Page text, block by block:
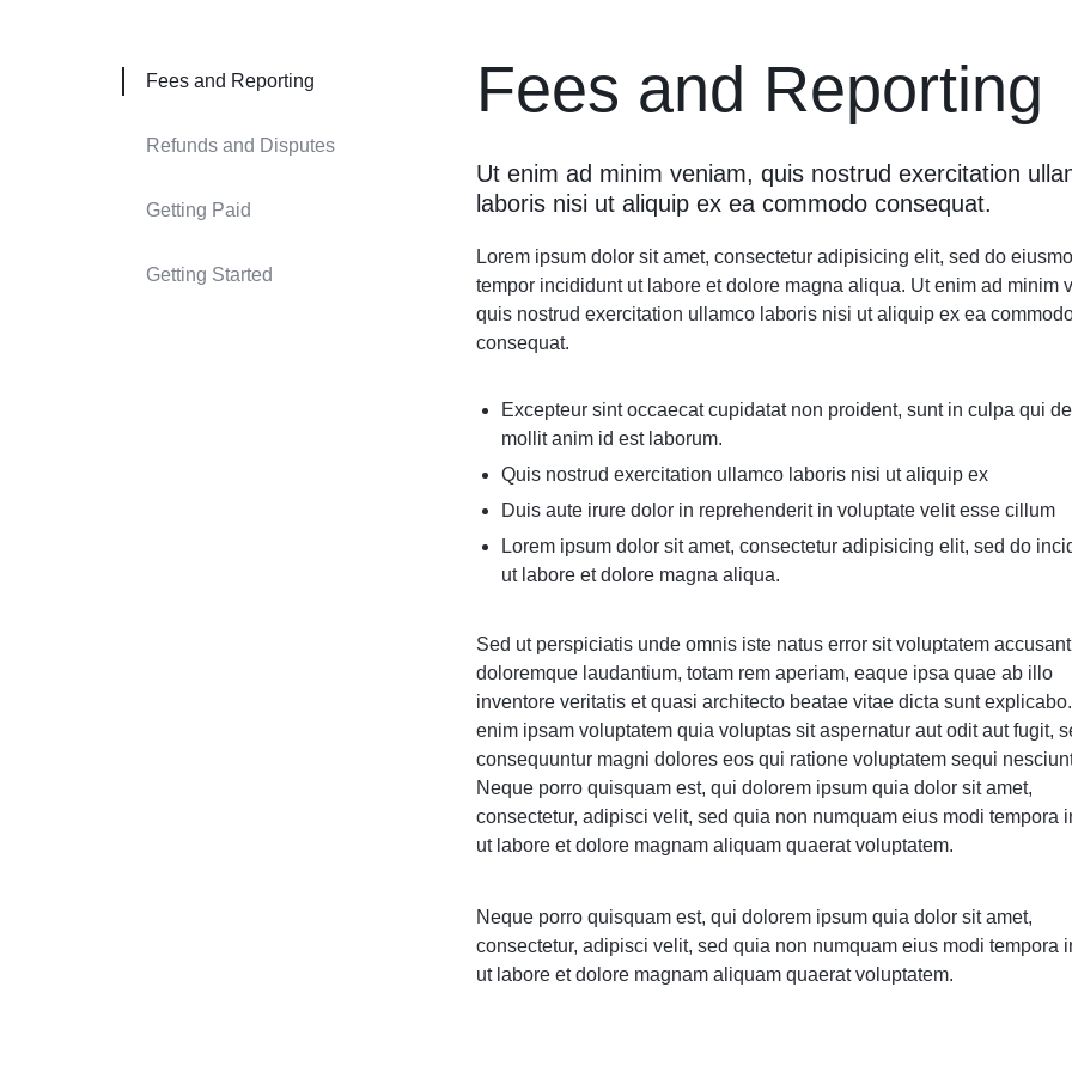
Fees and Reporting
Ut enim ad minim veniam, quis nostrud exercitation
laboris nisi ut aliquip ex ea commodo consequat.
Lorem ipsum dolor sit amet, consectetur adipisicing elit, sed do
tempor incididunt ut labore et dolore magna aliqua. Ut enim ad minim
quis nostrud exercitation ullamco laboris nisi ut aliquip ex ea
consequat.
Excepteur sint occaecat cupidatat non proident, sunt in culpa qui
mollit anim id est laborum.
Quis nostrud exercitation ullamco laboris nisi ut aliquip ex
Duis aute irure dolor in reprehenderit in voluptate velit esse cillum
Lorem ipsum dolor sit amet, consectetur adipisicing elit, sed do
ut labore et dolore magna aliqua.
Sed ut perspiciatis unde omnis iste natus error sit voluptatem
doloremque laudantium, totam rem aperiam, eaque ipsa quae ab illo
inventore veritatis et quasi architecto beatae vitae dicta sunt
enim ipsam voluptatem quia voluptas sit aspernatur aut odit aut fugit,
consequuntur magni dolores eos qui ratione voluptatem sequi
Neque porro quisquam est, qui dolorem ipsum quia dolor sit amet,
consectetur, adipisci velit, sed quia non numquam eius modi tempora
ut labore et dolore magnam aliquam quaerat voluptatem.
Neque porro quisquam est, qui dolorem ipsum quia dolor sit amet,
consectetur, adipisci velit, sed quia non numquam eius modi tempora
ut labore et dolore magnam aliquam quaerat voluptatem.
Fees and Reporting
Refunds and Disputes
Getting Paid
Getting Started